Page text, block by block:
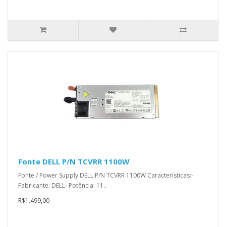
Fonte DELL P/N TCVRR 1100W
Fonte / Power Supply DELL P/N TCVRR 1100W Características:-
Fabricante: DELL- Potência: 11..
R$1.499,00